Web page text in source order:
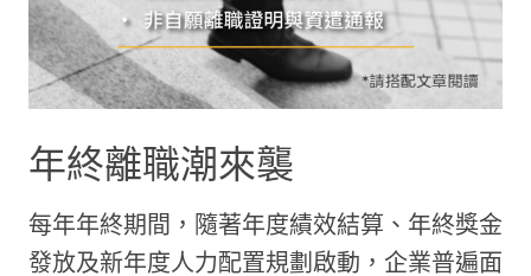
年終離職潮來襲
每年年終期間，隨著年度績效結算、年終獎金
發放及新年度人力配置規劃啟動，企業普遍面